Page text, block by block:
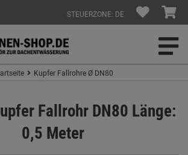
STEUERZONE: DE
Kupfer Fallrohre Ø DN80
Fallrohr DN80 Länge:
0,5 Meter